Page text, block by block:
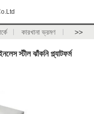
কারখানা ভ্রমণ >>
স্টীল ঝাঁকনি প্ল্যাটফর্ম